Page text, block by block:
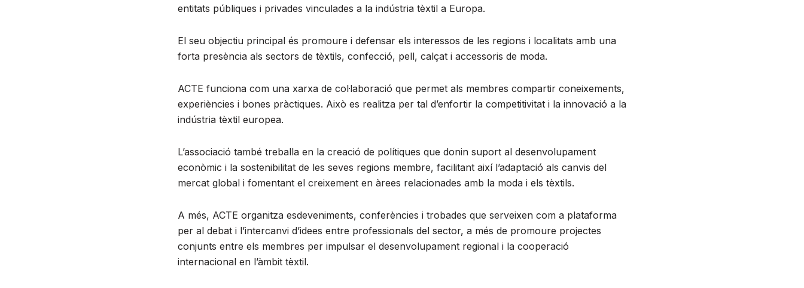
entitats públiques i privades vinculades a la indústria tèxtil a Europa.
El seu objectiu principal és promoure i defensar els interessos de les regions i localitats amb una
forta presència als sectors de tèxtils, confecció, pell, calçat i accessoris de moda.
ACTE funciona com una xarxa de col·laboració que permet als membres compartir coneixements,
experiències i bones pràctiques. Això es realitza per tal d’enfortir la competitivitat i la innovació a la
indústria tèxtil europea.
L’associació també treballa en la creació de polítiques que donin suport al desenvolupament
econòmic i la sostenibilitat de les seves regions membre, facilitant així l’adaptació als canvis del
mercat global i fomentant el creixement en àrees relacionades amb la moda i els tèxtils.
A més, ACTE organitza esdeveniments, conferències i trobades que serveixen com a plataforma
per al debat i l’intercanvi d’idees entre professionals del sector, a més de promoure projectes
conjunts entre els membres per impulsar el desenvolupament regional i la cooperació
internacional en l’àmbit tèxtil.